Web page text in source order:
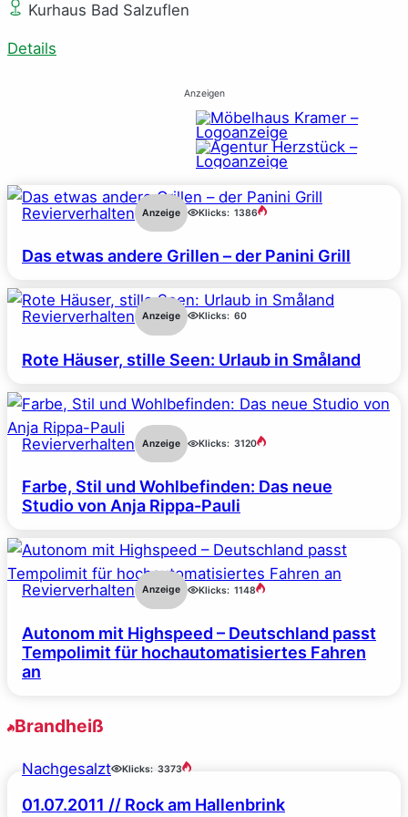
Kurhaus Bad Salzuflen
Details
Anzeigen
Revierverhalten Anzeige Klicks: 1386
Das etwas andere Grillen – der Panini Grill
Revierverhalten Anzeige Klicks: 60
Rote Häuser, stille Seen: Urlaub in Småland
Revierverhalten Anzeige Klicks: 3120
Farbe, Stil und Wohlbefinden: Das neue
Studio von Anja Rippa-Pauli
Revierverhalten Anzeige Klicks: 1148
Autonom mit Highspeed – Deutschland passt
Tempolimit für hochautomatisiertes Fahren
an
Brandheiß
Nachgesalzt Klicks: 3373
01.07.2011 // Rock am Hallenbrink